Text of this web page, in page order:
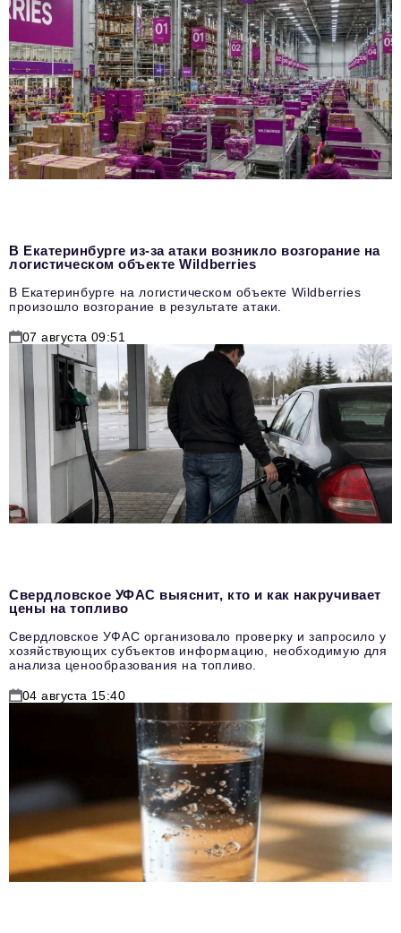
В Екатеринбурге из-за атаки возникло возгорание на
логистическом объекте Wildberries
В Екатеринбурге на логистическом объекте Wildberries
произошло возгорание в результате атаки.
07 августа 09:51
Свердловское УФАС выяснит, кто и как накручивает
цены на топливо
Свердловское УФАС организовало проверку и запросило у
хозяйствующих субъектов информацию, необходимую для
анализа ценообразования на топливо.
04 августа 15:40